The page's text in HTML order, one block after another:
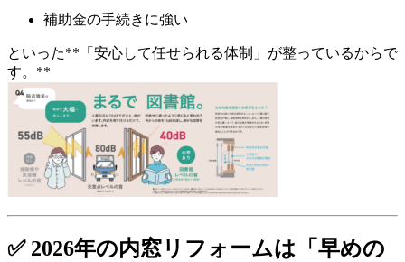
補助金の手続きに強い
といった**「安心して任せられる体制」が整っているからで
す。**
✅ 2026年の内窓リフォームは「早めの